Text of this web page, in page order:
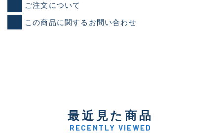
ご注文について
この商品に関するお問い合わせ
最近見た商品
RECENTLY VIEWED